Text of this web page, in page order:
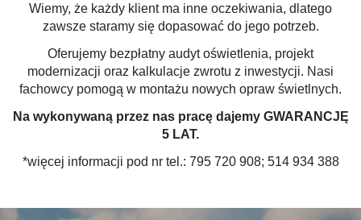
Wiemy, że każdy klient ma inne oczekiwania, dlatego
zawsze staramy się dopasować do jego potrzeb.
Oferujemy bezpłatny audyt oświetlenia, projekt
modernizacji oraz kalkulacje zwrotu z inwestycji. Nasi
fachowcy pomogą w montażu nowych opraw świetlnych.
Na wykonywaną przez nas pracę dajemy GWARANCJĘ
5 LAT.
*więcej informacji pod nr tel.: 795 720 908; 514 934 388